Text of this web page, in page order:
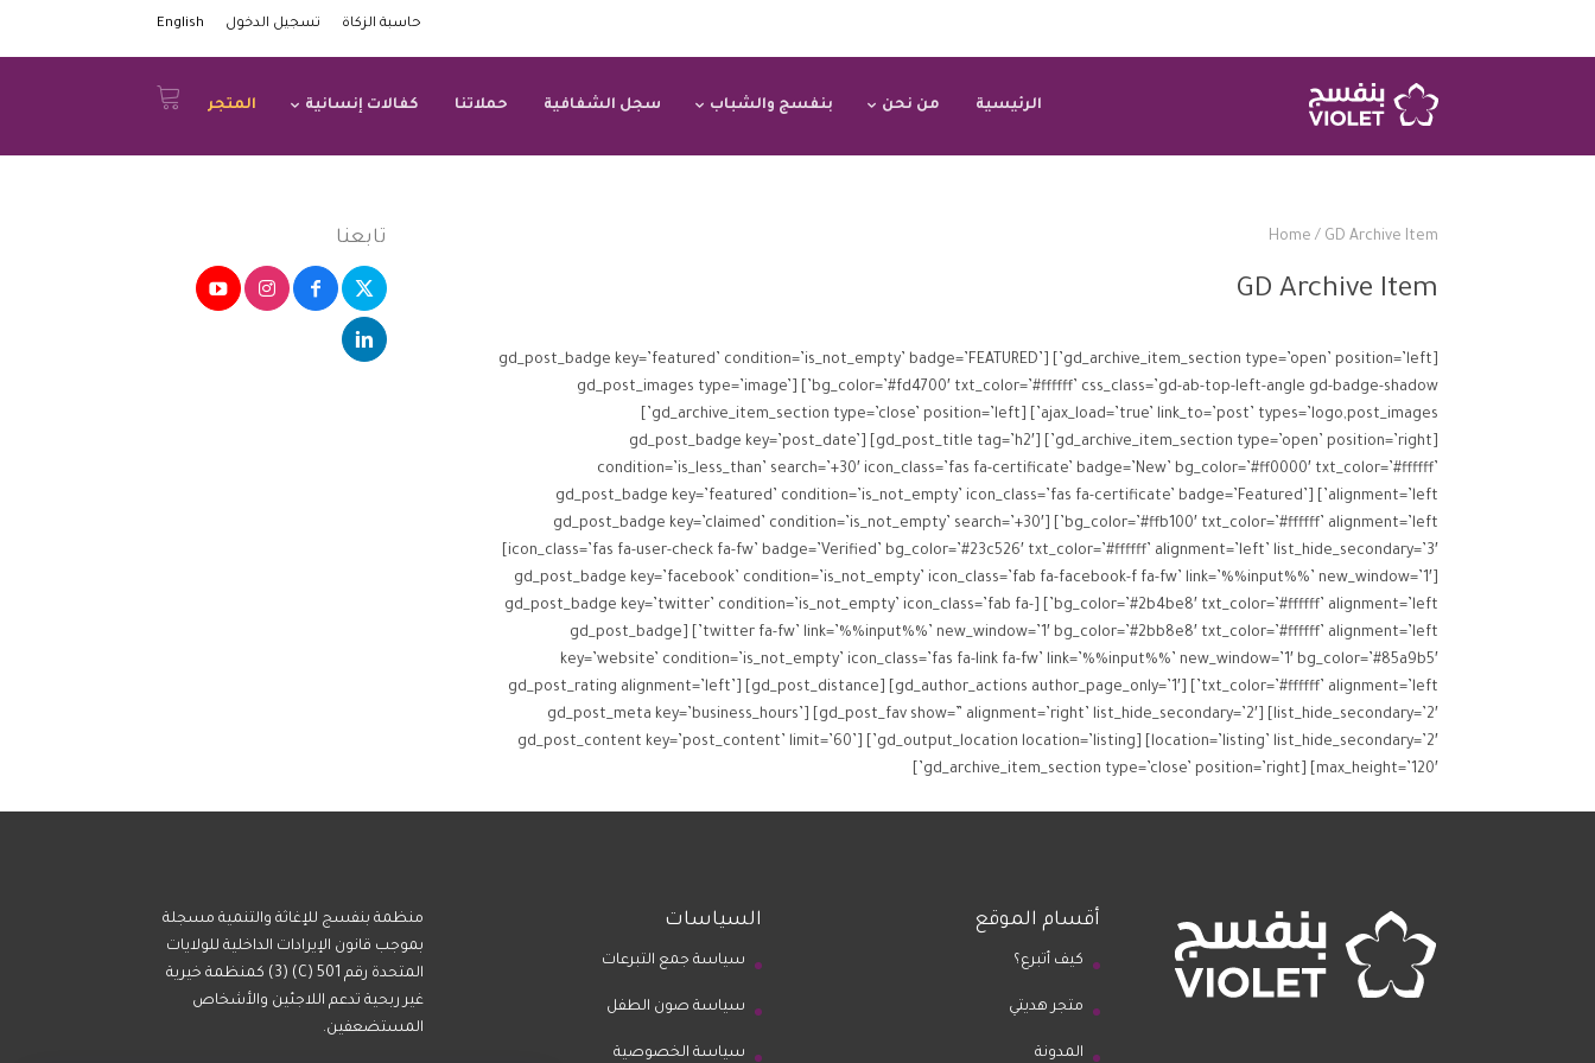
حاسبة الزكاة تسجيل الدخول English
الرئيسية من نحن بنفسج والشباب سجل الشفافية حملاتنا كفالات إنسانية المتجر
Home / GD Archive Item
GD Archive Item
[gd_archive_item_section type=’open’ position=’left’] [gd_post_badge key=’featured’ condition=’is_not_empty’ badge=’FEATURED’
bg_color=’#fd4700′ txt_color=’#ffffff’ css_class=’gd-ab-top-left-angle gd-badge-shadow’] [gd_post_images type=’image’
ajax_load=’true’ link_to=’post’ types=’logo,post_images’] [gd_archive_item_section type=’close’ position=’left’]
[gd_archive_item_section type=’open’ position=’right’] [gd_post_title tag=’h2′] [gd_post_badge key=’post_date’
condition=’is_less_than’ search=’+30′ icon_class=’fas fa-certificate’ badge=’New’ bg_color=’#ff0000′ txt_color=’#ffffff’
alignment=’left’] [gd_post_badge key=’featured’ condition=’is_not_empty’ icon_class=’fas fa-certificate’ badge=’Featured’
bg_color=’#ffb100′ txt_color=’#ffffff’ alignment=’left’] [gd_post_badge key=’claimed’ condition=’is_not_empty’ search=’+30′
icon_class=’fas fa-user-check fa-fw’ badge=’Verified’ bg_color=’#23c526′ txt_color=’#ffffff’ alignment=’left’ list_hide_secondary=’3′]
[gd_post_badge key=’facebook’ condition=’is_not_empty’ icon_class=’fab fa-facebook-f fa-fw’ link=’%%input%%’ new_window=’1′
bg_color=’#2b4be8′ txt_color=’#ffffff’ alignment=’left’] [gd_post_badge key=’twitter’ condition=’is_not_empty’ icon_class=’fab fa-
twitter fa-fw’ link=’%%input%%’ new_window=’1′ bg_color=’#2bb8e8′ txt_color=’#ffffff’ alignment=’left’] [gd_post_badge
key=’website’ condition=’is_not_empty’ icon_class=’fas fa-link fa-fw’ link=’%%input%%’ new_window=’1′ bg_color=’#85a9b5′
txt_color=’#ffffff’ alignment=’left’] [gd_author_actions author_page_only=’1′] [gd_post_distance] [gd_post_rating alignment=’left’
list_hide_secondary=’2′] [gd_post_fav show=” alignment=’right’ list_hide_secondary=’2′] [gd_post_meta key=’business_hours’
location=’listing’ list_hide_secondary=’2′] [gd_output_location location=’listing’] [gd_post_content key=’post_content’ limit=’60’
max_height=’120′] [gd_archive_item_section type=’close’ position=’right’]
تابعنا
أقسام الموقع
كيف أتبرع؟
متجر هديتي
المدونة
السياسات
سياسة جمع التبرعات
سياسة صون الطفل
سياسة الخصوصية
منظمة بنفسج للإغاثة والتنمية مسجلة
بموجب قانون الإيرادات الداخلية للولايات
المتحدة رقم 501 (C) (3) كمنظمة خيرية
غير ربحية تدعم اللاجئين والأشخاص
المستضعفين.